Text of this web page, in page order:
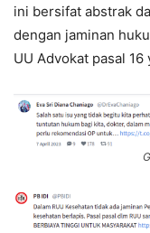
ini bersifat abstrak
dengan jaminan
UU Advokat pasal 16